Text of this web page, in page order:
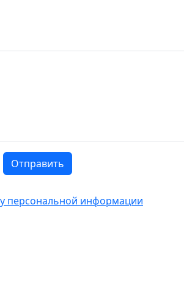
Отправить
персональной информации